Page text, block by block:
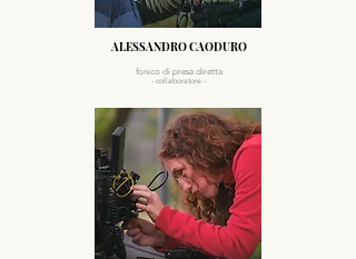
ALESSANDRO CAODURO
fonico di presa diretta
- collaboratore -